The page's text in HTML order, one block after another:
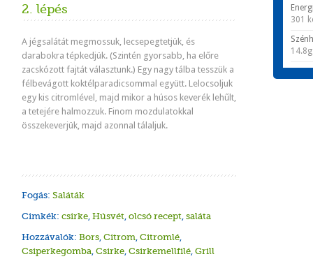
2. lépés
A jégsalátát megmossuk, lecsepegtetjük, és
darabokra tépkedjük. (Szintén gyorsabb, ha előre
zacskózott fajtát választunk.) Egy nagy tálba tesszük a
félbevágott koktélparadicsommal együtt. Lelocsoljuk
egy kis citromlével, majd mikor a húsos keverék lehűlt,
a tetejére halmozzuk. Finom mozdulatokkal
összekeverjük, majd azonnal tálaljuk.
Fogás: Saláták
Cimkék: csirke, Húsvét, olcsó recept, saláta
Hozzávalók: Bors, Citrom, Citromlé,
Csiperkegomba, Csirke, Csirkemellfilé, Grill
301
14.8g